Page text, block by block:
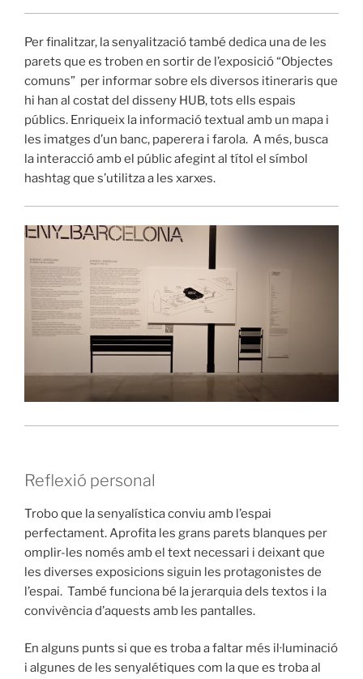
Per finalitzar, la senyalització també dedica una de les
parets que es troben en sortir de l’exposició “Objectes
comuns” per informar sobre els diversos itineraris que
hi han al costat del disseny HUB, tots ells espais
públics. Enriqueix la informació textual amb un mapa i
les imatges d’un banc, paperera i farola. A més, busca
la interacció amb el públic afegint al títol el símbol
hashtag que s’utilitza a les xarxes.
Reflexió personal
Trobo que la senyalística conviu amb l’espai
perfectament. Aprofita les grans parets blanques per
omplir-les només amb el text necessari i deixant que
les diverses exposicions siguin les protagonistes de
l’espai. També funciona bé la jerarquia dels textos i la
convivència d’aquests amb les pantalles.
En alguns punts si que es troba a faltar més il·luminació
i algunes de les senyalétiques com la que es troba al